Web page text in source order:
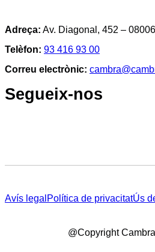
Adreça: Av. Diagonal, 452 –
Telèfon: 93 416 93 00
Correu electrònic:
Segueix-nos
Avís legal Política de privacitatÚs
@Copyright